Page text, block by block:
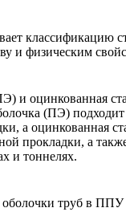
классификацию
и физическим
и оцинкованная
(ПЭ) подходит
а оцинкованная
прокладки, а
и тоннелях.
труб в ППУ